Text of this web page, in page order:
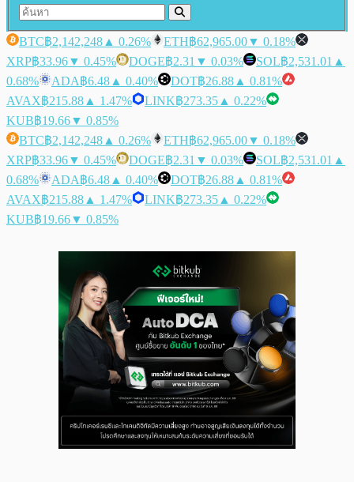
BTC฿2,142,248 ▲ 0.26% ETH฿62,965.00▼ 0.18%
XRP฿33.96▼ 0.45% DOGE฿2.31 ▼ 0.03% SOL฿2,531.01 ▲
0.68%
ADA฿6.48 ▲ 0.40% DOT฿26.88 ▲ 0.81%
AVAX฿215.88 ▲ 1.47% LINK฿273.35 ▲ 0.22%
KUB฿19.66▼ 0.85%
BTC฿2,142,248 ▲ 0.26% ETH฿62,965.00▼ 0.18%
XRP฿33.96▼ 0.45% DOGE฿2.31 ▼ 0.03% SOL฿2,531.01 ▲
0.68%
ADA฿6.48 ▲ 0.40% DOT฿26.88 ▲ 0.81%
AVAX฿215.88 ▲ 1.47% LINK฿273.35 ▲ 0.22%
KUB฿19.66▼ 0.85%